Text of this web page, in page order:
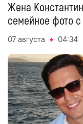
Жена
семейное фото
07 августа 04:34